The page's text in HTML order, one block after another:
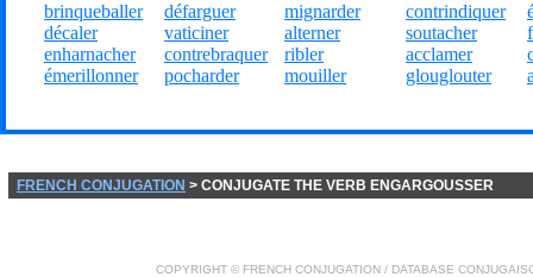
brinqueballer
décaler
enharnacher
émerillonner
défarguer
vaticiner
contrebraquer
pocharder
mignarder
alterner
ribler
mouiller
contrindiquer
soutacher
acclamer
glouglouter
FRENCH CONJUGATION > CONJUGATE THE VERB ENGARGOUSSER
COPYRIGHT © FRENCH CONJUGATION / DATABASE